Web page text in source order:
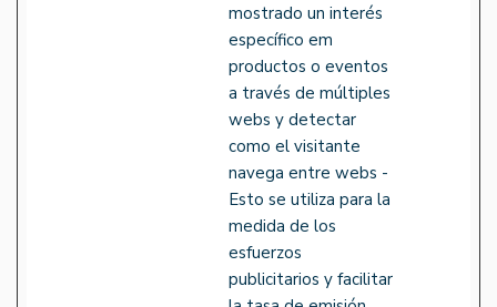
mostrado un interés
específico em
productos o eventos
a través de múltiples
webs y detectar
como el visitante
navega entre webs -
Esto se utiliza para la
medida de los
esfuerzos
publicitarios y facilitar